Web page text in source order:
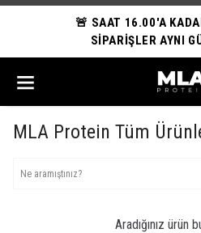
🚨 SAAT 16.00'A
SİPARİŞLER AYNI
MLA Protein Tüm
Aradığınız ürün